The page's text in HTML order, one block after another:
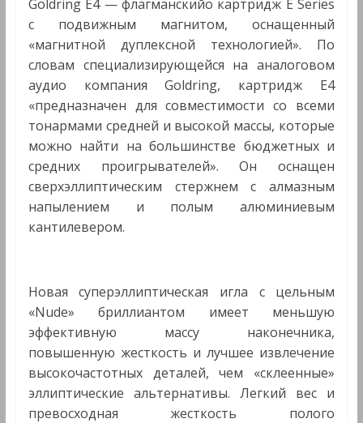
Мультимедиа
Goldring E4 — флагманскийо картридж E Series
с подвижным магнитом, оснащенный
«магнитной дуплексной технологией». По
словам специализирующейся на аналоговом
аудио компания Goldring, картридж E4
«предназначен для совместимости со всеми
тонармами средней и высокой массы, которые
можно найти на большинстве бюджетных и
средних проигрывателей». Он оснащен
сверхэллиптическим стержнем с алмазным
напылением и полым алюминиевым
кантилевером.
Новая суперэллиптическая игла с цельным
«Nude» бриллиантом имеет меньшую
эффективную массу наконечника,
повышенную жесткость и лучшее извлечение
высокочастотных деталей, чем «склеенные»
эллиптические альтернативы. Легкий вес и
превосходная жесткость полого